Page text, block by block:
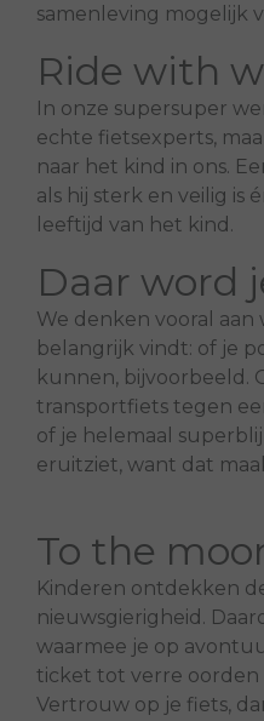
samenleving mogelijk
Ride with
In onze supersuper
echte fietsexperts,
naar het kind in ons.
als hij sterk en veilig is
leeftijd van het kind.
Daar word
We denken vooral
belangrijk vindt: of je
kunnen, bijvoorbeeld.
transportfiets tegen
of je helemaal
eruitziet, want dat
To the
Kinderen ontdekken
nieuwsgierigheid.
waarmee je op
ticket tot verre oorden
Vertrouw op je fiets,